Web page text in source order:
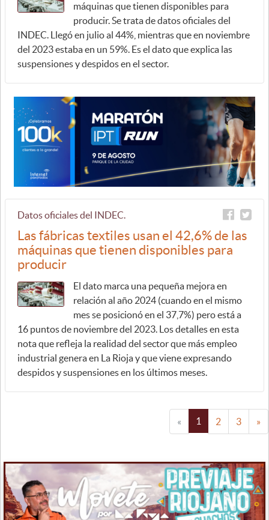
máquinas que tienen disponibles para
producir. Se trata de datos oficiales del
INDEC. Llegó en julio al 44%, mientras que en noviembre
del 2023 estaba en un 59%. Es el dato que explica las
suspensiones y despidos en el sector.
Datos oficiales del INDEC.
Las fábricas textiles usan el 42,6% de las
máquinas que tienen disponibles para
producir
El dato marca una pequeña mejora en
relación al año 2024 (cuando en el mismo
mes se posicionó en el 37,7%) pero está a
16 puntos de noviembre del 2023. Los detalles en esta
nota que refleja la realidad del sector que más empleo
industrial genera en La Rioja y que viene expresando
despidos y suspensiones en los últimos meses.
« 1 2 3 »